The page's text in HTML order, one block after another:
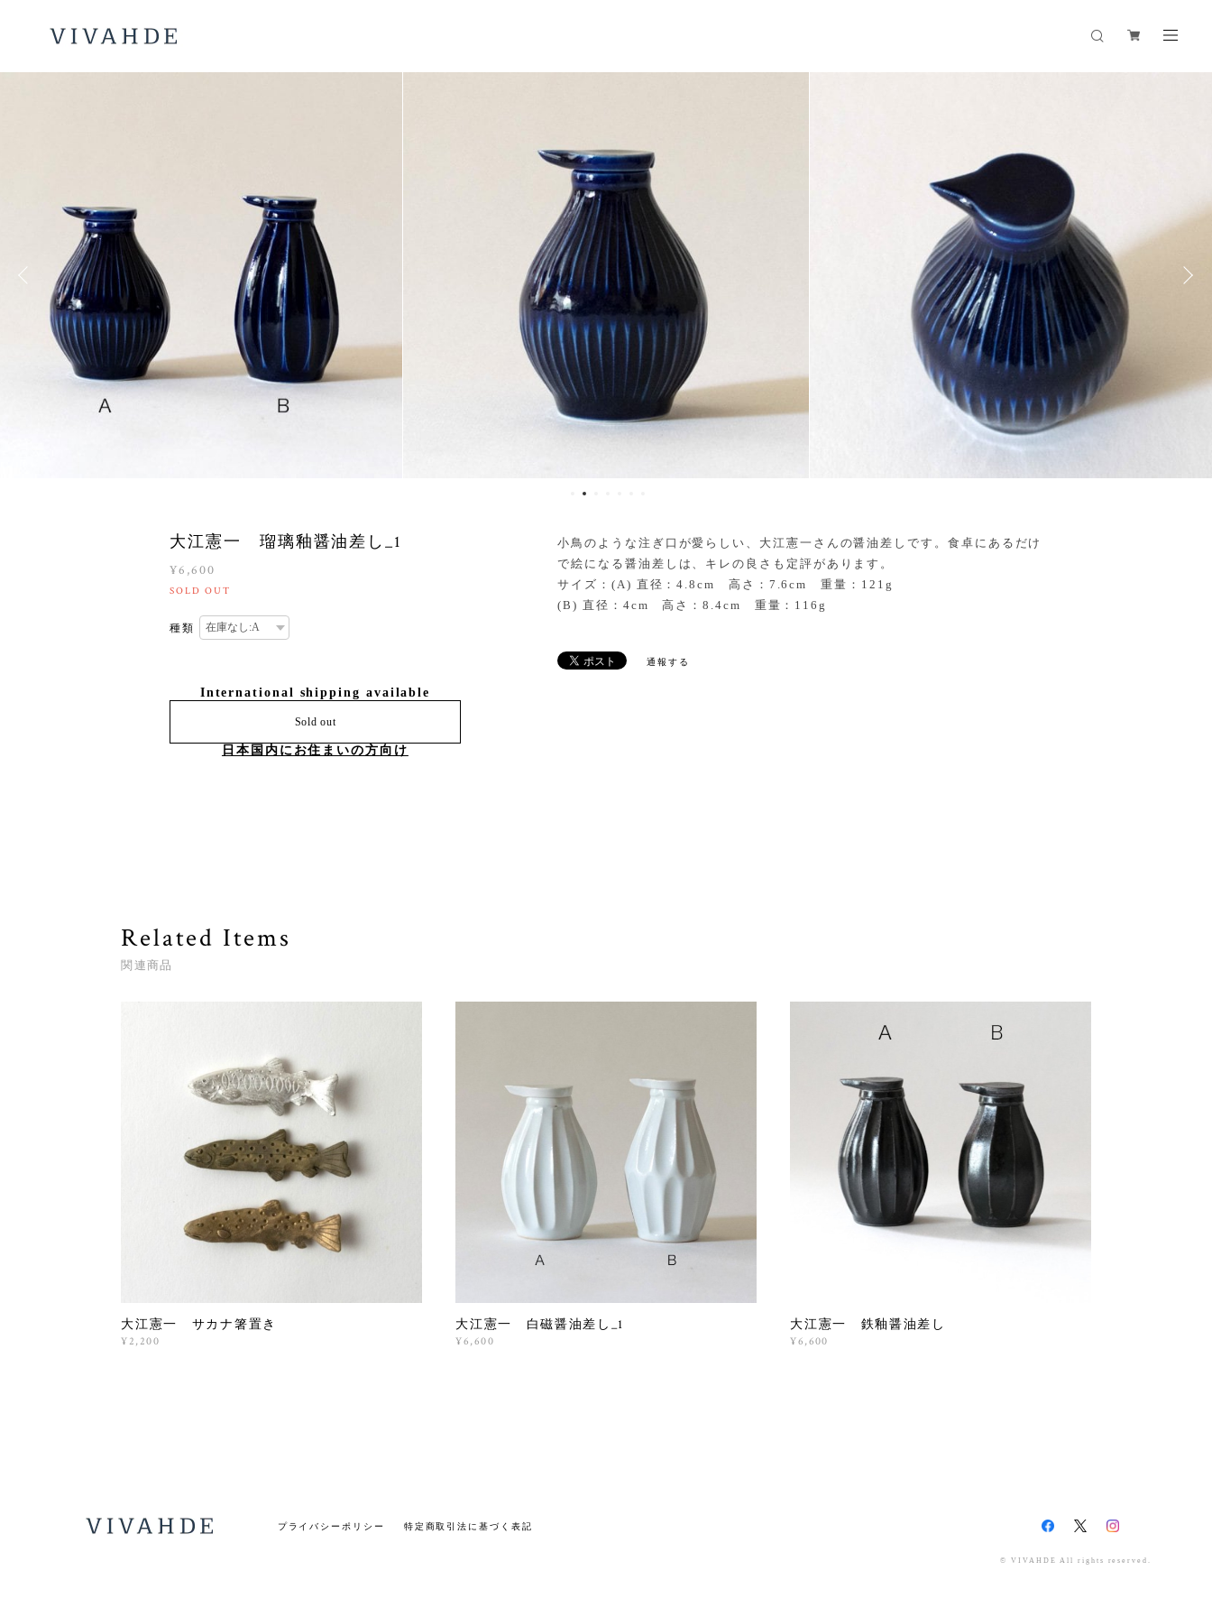
大江憲一 瑠璃釉醤油差し_1
¥6,600
SOLD OUT
種類
International shipping available
Sold out
日本国内にお住まいの方向け
小鳥のような注ぎ口が愛らしい、大江憲一さんの醤油差しです。食卓にあるだけ
で絵になる醤油差しは、キレの良さも定評があります。
サイズ：(A) 直径：4.8cm 高さ：7.6cm 重量：121g
(B) 直径：4cm 高さ：8.4cm 重量：116g
通報する
Related Items
関連商品
大江憲一 サカナ箸置き
¥2,200
大江憲一 白磁醤油差し_1
¥6,600
大江憲一 鉄釉醤油差し
¥6,600
プライバシーポリシー 特定商取引法に基づく表記
© VIVAHDE All rights reserved.